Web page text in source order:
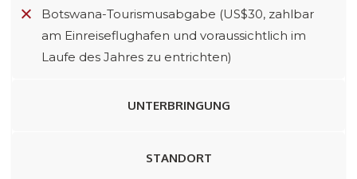
Botswana-Tourismusabgabe (US$30, zahlbar
am Einreiseflughafen und voraussichtlich im
Laufe des Jahres zu entrichten)
UNTERBRINGUNG
STANDORT